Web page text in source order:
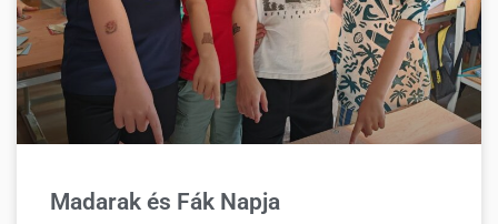
Madarak és Fák Napja